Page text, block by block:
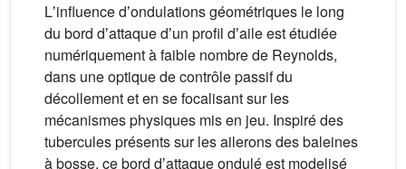
Lʼinfluence dʼondulations géométriques le long
du bord dʼattaque dʼun profil dʼaile est étudiée
numériquement à faible nombre de Reynolds,
dans une optique de contrôle passif du
décollement et en se focalisant sur les
mécanismes physiques mis en jeu. Inspiré des
tubercules présents sur les ailerons des baleines
à bosse, ce bord dʼattaque ondulé est modelisé